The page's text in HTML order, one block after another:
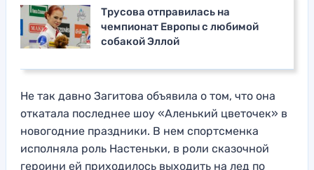
Трусова отправилась на
чемпионат Европы с любимой
собакой Эллой
Не так давно Загитова объявила о том, что она
откатала последнее шоу «Аленький цветочек» в
новогодние праздники. В нем спортсменка
исполняла роль Настеньки, в роли сказочной
героини ей приходилось выходить на лед по